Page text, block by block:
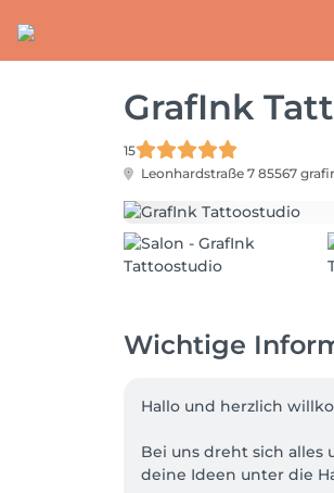
GrafInk
15
Leonhardstraße 7 85567
Wichtige
Hallo und herzlich
Bei uns dreht sich alles
deine Ideen unter die